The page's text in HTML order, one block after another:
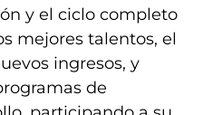
y el ciclo completo
mejores talentos, el
ingresos, y
de